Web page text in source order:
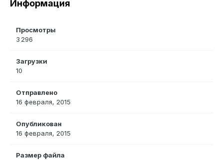
Информация
Просмотры
3 296
Загрузки
10
Отправлено
16 февраля, 2015
Опубликован
16 февраля, 2015
Размер файла